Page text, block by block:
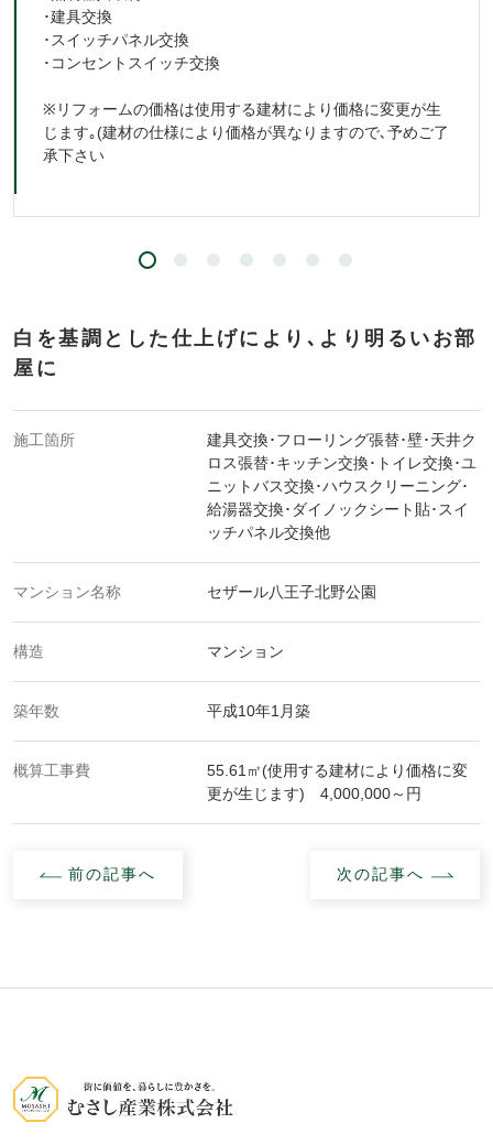
･建具交換
･スイッチパネル交換
･コンセントスイッチ交換
※リフォームの価格は使用する建材により価格に変更が生
じます｡(建材の仕様により価格が異なりますので､予めご了
白を基調とした仕上げにより､より明るいお部
屋に
施工箇所
建具交換･フローリング張替･壁･天井ク
ロス張替･キッチン交換･トイレ交換･ユ
ニットバス交換･ハウスクリーニング･
給湯器交換･ダイノックシート貼･スイ
ッチパネル交換他
マンション名称 セザール八王子北野公園
構造 マンション
築年数 平成10年1月築
概算工事費
55.61㎡(使用する建材により価格に変
更が生じます) 4,000,000～円
前の記事へ 次の記事へ